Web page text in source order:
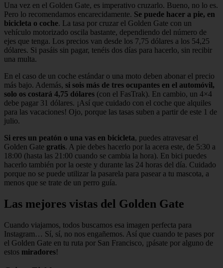
Una vez en el Golden Gate, es imperativo cruzarlo. Bueno, no lo es.
Pero lo recomendamos encarecidamente. Se puede hacer a pie, en
bicicleta o coche. La tasa por cruzar el Golden Gate con un
vehículo motorizado oscila bastante, dependiendo del número de
ejes que tenga. Los precios van desde los 7,75 dólares a los 54,25
dólares. Si pasáis sin pagar, tenéis dos días para hacerlo, sin recibir
una multa.
En el caso de un coche estándar o una moto deben abonar el precio
más bajo. Además, si sois más de tres ocupantes en el automóvil,
solo os costará 4,75 dólares (con el FasTrak). En cambio, un 4×4
debe pagar 31 dólares. ¡Así que cuidado con el coche que alquiles
para las vacaciones! Ojo, porque las tasas suben a partir de este 1 de
julio.
Si eres un peatón o una vas en bicicleta, puedes atravesar el
Golden Gate gratis. A pie debes hacerlo por la acera este, de 5:30 a
18:00 (hasta las 21:00 cuando se cambia la hora). En bici puedes
hacerlo también por la oeste y durante las 24 horas del día. Cuidado
porque no se puede utilizar la pasarela para pasear a tu mascota, a
menos que se trate de un perro guía.
Las mejores vistas del Golden Gate
Cuando viajamos, todos buscamos esa imagen perfecta para
Instagram… Sí, sí, no nos engañemos. Así que cuando te pases por
el Golden Gate en tu ruta por San Francisco, ¡pásate por alguno de
estos miradores!